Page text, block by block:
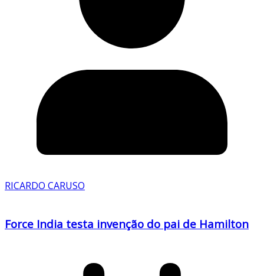
RICARDO CARUSO
Force India testa invenção do pai de Hamilton